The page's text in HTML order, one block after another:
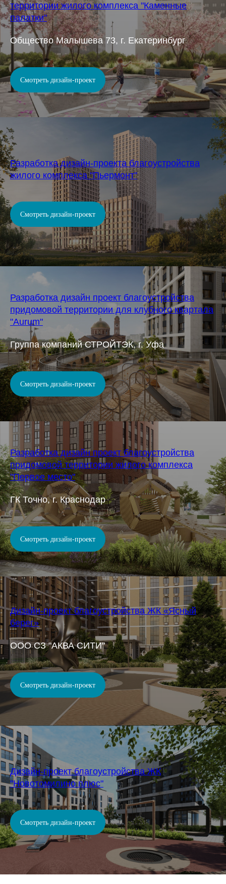
территории жилого комплекса "Каменные
палатки"
Общество Малышева 73, г. Екатеринбург
Смотреть дизайн-проект
Разработка дизайн-проекта благоустройства
жилого комплекса "Пьермонт"
Смотреть дизайн-проект
Разработка дизайн проект благоустройства
придомовой территории для клубного квартала
"Aurum"
Группа компаний СТРОЙТЭК, г. Уфа
Смотреть дизайн-проект
Разработка дизайн проект благоустройства
придомовой территории жилого комплекса
"Первое место"
ГК Точно, г. Краснодар
Смотреть дизайн-проект
Дизайн-проект благоустройства ЖК «Ясный
берег»
ООО СЗ "АКВА СИТИ"
Смотреть дизайн-проект
Дизайн-проект благоустройства ЖК
"Новотомилино плюс"
Смотреть дизайн-проект